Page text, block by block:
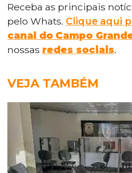
Receba as principais
pelo Whats. Clique aqui
canal do Campo
nossas redes sociais.
VEJA TAMBÉM